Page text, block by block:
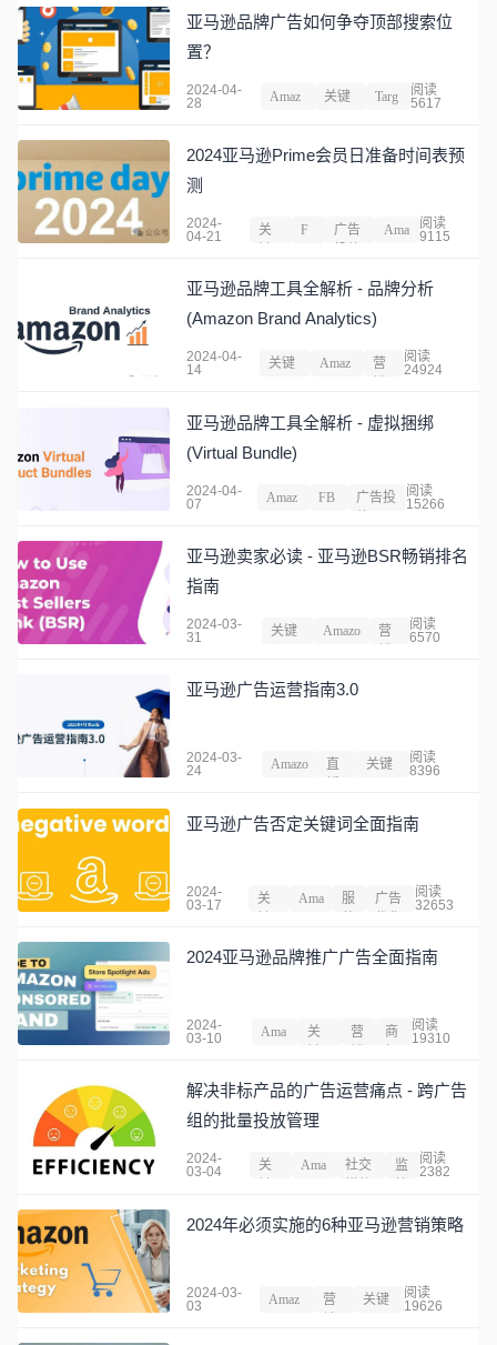
亚马逊品牌广告如何争夺顶部搜索位
置？
2024-04-
28
Amaz
关键
Targ
阅读
5617
2024亚马逊Prime会员日准备时间表预
测
2024-
04-21
关
F
广告
Ama
阅读
9115
亚马逊品牌工具全解析 - 品牌分析
(Amazon Brand Analytics)
2024-04-
14
关键
Amaz
营
阅读
24924
亚马逊品牌工具全解析 - 虚拟捆绑
(Virtual Bundle)
2024-04-
07
Amaz
FB
广告投
阅读
15266
亚马逊卖家必读 - 亚马逊BSR畅销排名
指南
2024-03-
31
关键
Amazo
营
阅读
6570
亚马逊广告运营指南3.0
2024-03-
24
Amazo
直
关键
阅读
8396
亚马逊广告否定关键词全面指南
2024-
03-17
关
Ama
服
广告
阅读
32653
2024亚马逊品牌推广广告全面指南
2024-
03-10
Ama
关
营
商
阅读
19310
解决非标产品的广告运营痛点 - 跨广告
组的批量投放管理
2024-
03-04
关
Ama
社交
监
阅读
2382
2024年必须实施的6种亚马逊营销策略
2024-03-
03
Amaz
营
关键
阅读
19626